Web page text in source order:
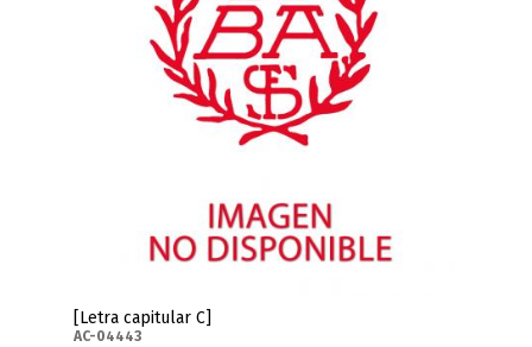
[Letra capitular C]
AC-04443